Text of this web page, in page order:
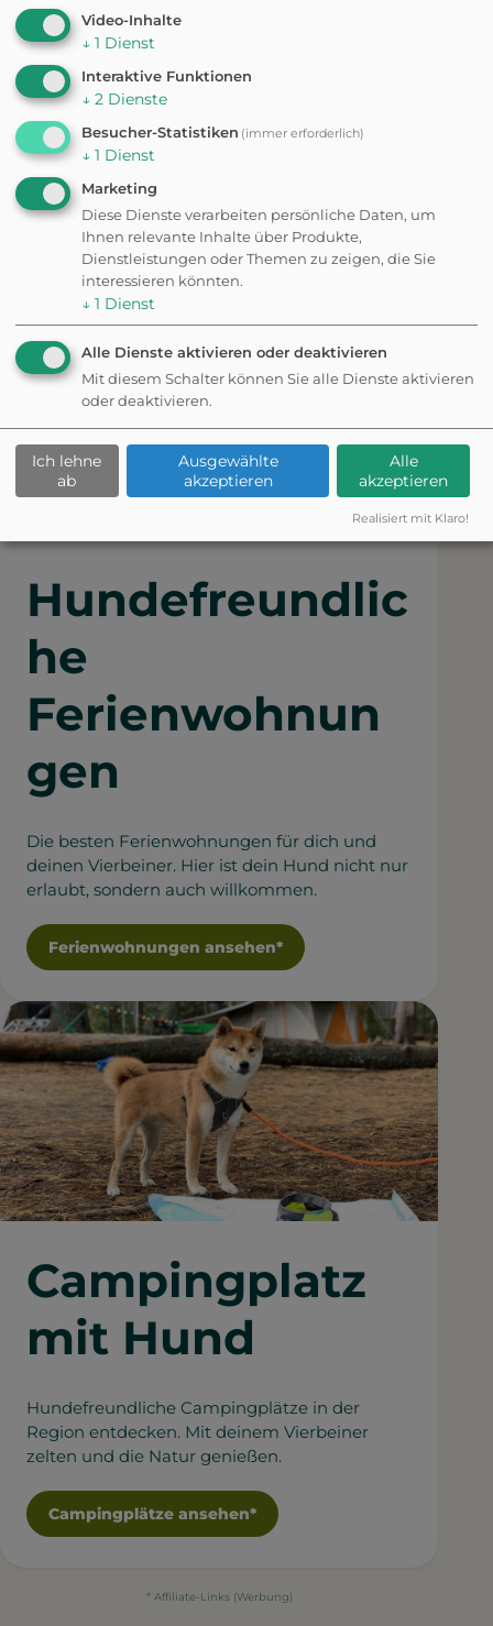
Augsburg hält vielseitige Möglichkeiten für
schöne Tage mit Deiner Fellnase bereit.
Unterkunft finden
in Augsburg
Hundefreundlic
he
Ferienwohnun
gen
Die besten Ferienwohnungen für dich und
deinen Vierbeiner. Hier ist dein Hund nicht nur
erlaubt, sondern auch willkommen.
Ferienwohnungen ansehen*
Campingplatz
mit Hund
Hundefreundliche Campingplätze in der
Region entdecken. Mit deinem Vierbeiner
zelten und die Natur genießen.
Campingplätze ansehen*
* Affiliate-Links (Werbung)
Video-Inhalte
↓ 1 Dienst
Interaktive Funktionen
↓ 2 Dienste
Besucher-Statistiken (immer erforderlich)
↓ 1 Dienst
Marketing
Diese Dienste verarbeiten persönliche Daten, um
Ihnen relevante Inhalte über Produkte,
Dienstleistungen oder Themen zu zeigen, die Sie
interessieren könnten.
↓ 1 Dienst
Alle Dienste aktivieren oder deaktivieren
Mit diesem Schalter können Sie alle Dienste aktivieren
oder deaktivieren.
Ich lehne
ab
Ausgewählte
akzeptieren
Alle
akzeptieren
Realisiert mit Klaro!